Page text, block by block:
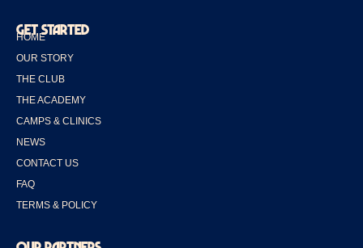
GET STARTED
HOME
OUR STORY
THE CLUB
THE ACADEMY
CAMPS & CLINICS
NEWS
CONTACT US
FAQ
TERMS & POLICY